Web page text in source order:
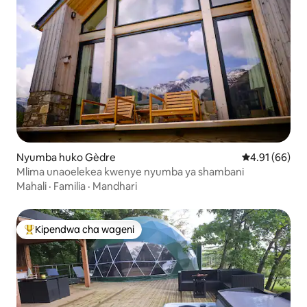
Nyumba huko Gèdre Ukadiriaji wa
4.91 (66)
Mlima unaoelekea kwenye nyumba ya shambani
Mahali · Familia · Mandhari
Kipendwa maarufu cha wageni
Kipendwa cha wageni